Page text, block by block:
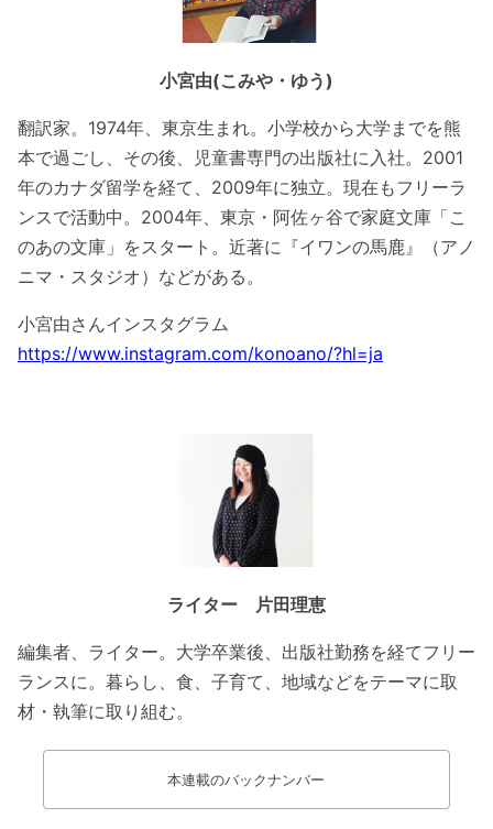
小宮由(こみや・ゆう)
翻訳家。1974年、東京生まれ。小学校から大学までを熊
本で過ごし、その後、児童書専門の出版社に入社。2001
年のカナダ留学を経て、2009年に独立。現在もフリーラ
ンスで活動中。2004年、東京・阿佐ヶ谷で家庭文庫「こ
のあの文庫」をスタート。近著に『イワンの馬鹿』（アノ
ニマ・スタジオ）などがある。
小宮由さんインスタグラム
https://www.instagram.com/konoano/?hl=ja
ライター 片田理恵
編集者、ライター。大学卒業後、出版社勤務を経てフリー
ランスに。暮らし、食、子育て、地域などをテーマに取
材・執筆に取り組む。
本連載のバックナンバー